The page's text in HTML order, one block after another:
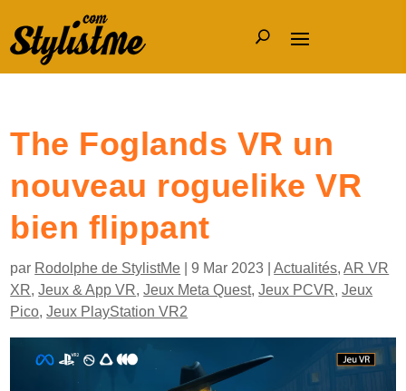
The Foglands VR un
nouveau roguelike VR
bien flippant
par Rodolphe de StylistMe |9 Mar 2023 |Actualités,AR VR
XR,Jeux & App VR,Jeux Meta Quest,Jeux PCVR,Jeux
Pico,Jeux PlayStation VR2